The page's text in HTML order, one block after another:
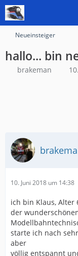
Neueinsteiger
hallo... bin
brakeman
10. Juni 2018 um 14:38
ich bin Klaus, Alter
der
starte ich nach
aber
völlig entspannt